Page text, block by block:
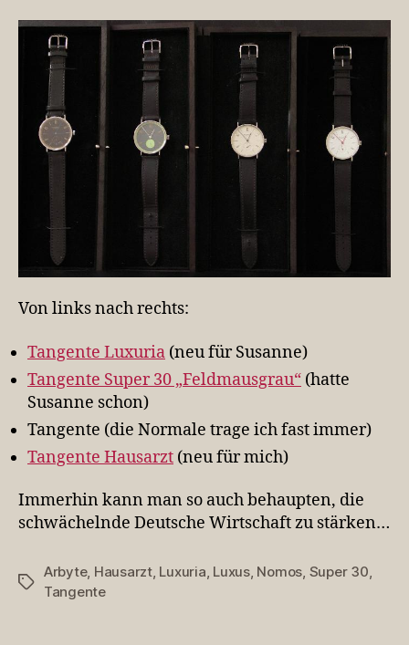
Von links nach rechts:
Tangente Luxuria (neu für Susanne)
Tangente Super 30 „Feldmausgrau“ (hatte
Susanne schon)
Tangente (die Normale trage ich fast immer)
Tangente Hausarzt (neu für mich)
Immerhin kann man so auch behaupten, die
schwächelnde Deutsche Wirtschaft zu stärken…
Schlagwörter
Arbyte, Hausarzt, Luxuria, Luxus, Nomos, Super 30,
Tangente